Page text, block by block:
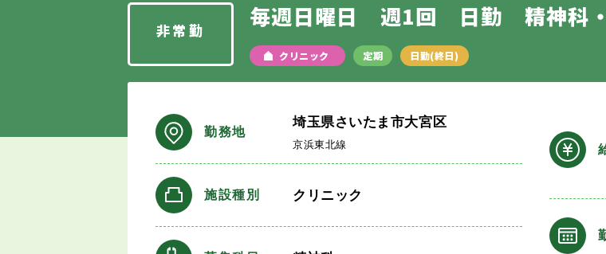
非常勤 毎週日曜日 週1回 日勤 精神科
クリニック 定期 日勤(終日)
勤務地
埼玉県さいたま市大宮区
京浜東北線
施設種別 クリニック